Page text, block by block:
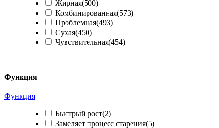
Жирная(500)
Комбинированная(573)
Проблемная(493)
Сухая(450)
Чувствительная(454)
Функция
Функция
Быстрый рост(2)
Замеляет процесс старения(5)